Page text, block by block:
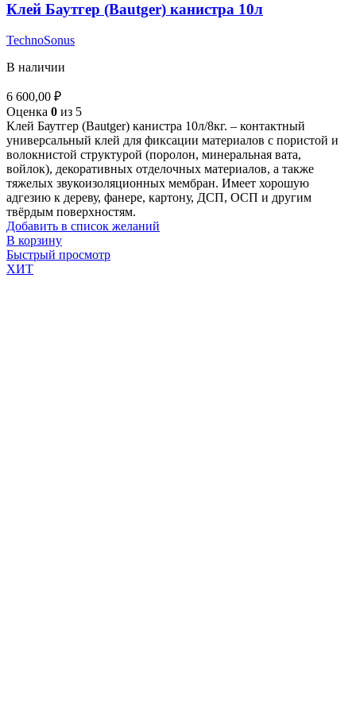
Клей Баутгер (Bautger) канистра 10л
TechnoSonus
В наличии
6 600,00 ₽
Оценка 0 из 5
Клей Баутгер (Bautger) канистра 10л/8кг. – контактный
универсальный клей для фиксации материалов с пористой и
волокнистой структурой (поролон, минеральная вата,
войлок), декоративных отделочных материалов, а также
тяжелых звукоизоляционных мембран. Имеет хорошую
адгезию к дереву, фанере, картону, ДСП, ОСП и другим
твёрдым поверхностям.
Добавить в список желаний
В корзину
Быстрый просмотр
ХИТ